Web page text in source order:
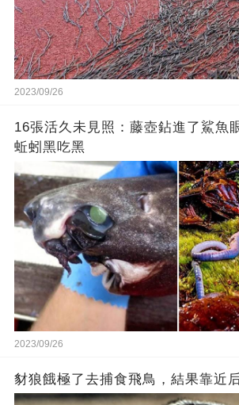
2023/09/26
16張活久未見照：藤壺鉆進了鯊魚
蚯蚓黑吃黑
2023/09/26
豺狼餓極了去捕食飛鳥，結果靠近